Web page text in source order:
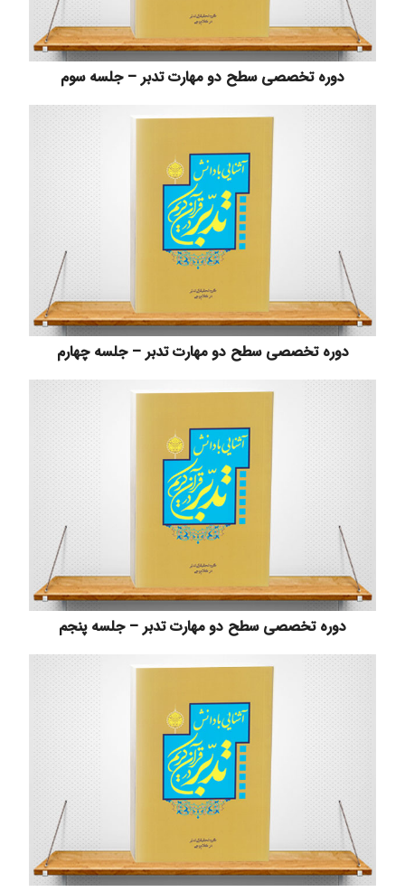
دوره تخصصی سطح دو مهارت تدبر – جلسه سوم
دوره تخصصی سطح دو مهارت تدبر – جلسه چهارم
دوره تخصصی سطح دو مهارت تدبر – جلسه پنجم